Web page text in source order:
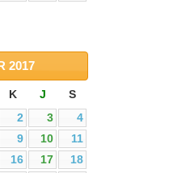
2017
K J
S
2 3
4
9 10
11
16 17
18